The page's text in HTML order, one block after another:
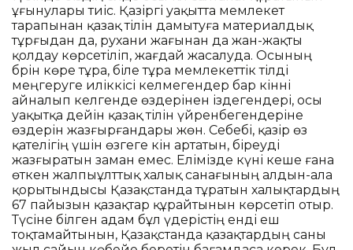
ұғынулары тиіс. Қазіргі уақытта мемлекет
тарапынан қазақ тілін дамытуға материалдық
тұрғыдан да, рухани жағынан да жан-жақты
қолдау көрсетіліп, жағдай жасалуда. Осының
бәрін көре тұра, біле тұра мемлекеттік тілді
меңгеруге иліккісі келмегендер бар кінәні
айналып келгенде өздерінен іздегендері, осы
уақытқа дейін қазақ тілін үйренбегендеріне
өздерін жазғырғандары жөн. Себебі, қазір өз
қателігің үшін өзгеге кінә артатын, біреуді
жазғыратын заман емес. Елімізде күні кеше ғана
өткен жалпыұлттық халық санағының алдын-ала
қорытындысы Қазақстанда тұратын халықтардың
67 пайызын қазақтар құрайтынын көрсетіп отыр.
Түсіне білген адам бұл үдерістің енді еш
тоқтамайтынын, Қазақстанда қазақтардың саны